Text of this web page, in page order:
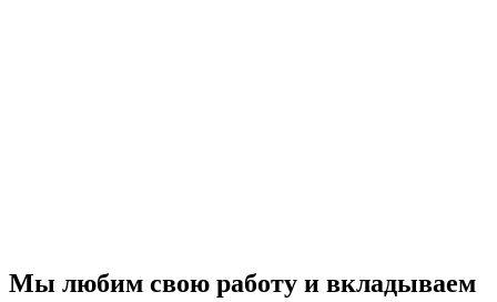
Мы любим свою работу и вкладываем